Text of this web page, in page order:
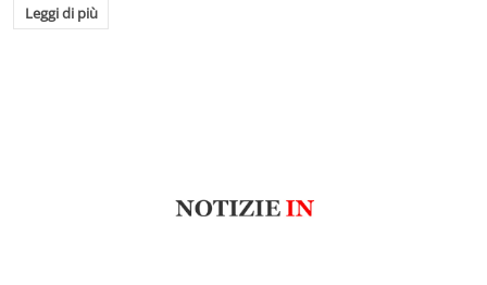
Leggi di più